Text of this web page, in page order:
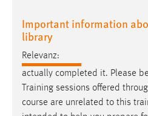
Important information
library
Relevanz:
actually completed it. Please
Training sessions offered
course are unrelated to this
Einverständnis
Name:
cookie_consent
Zweck:
Dieser Cookie speichert die